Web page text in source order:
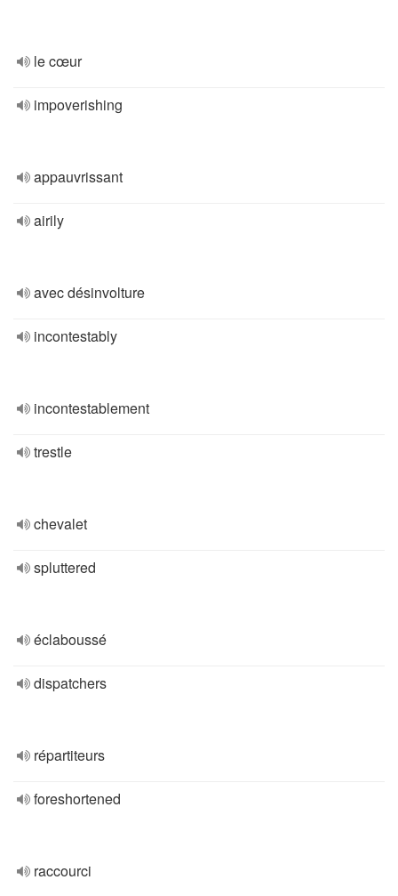
le cœur
impoverishing
appauvrissant
airily
avec désinvolture
incontestably
incontestablement
trestle
chevalet
spluttered
éclaboussé
dispatchers
répartiteurs
foreshortened
raccourci